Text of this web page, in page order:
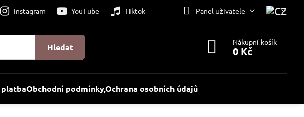
Instagram YouTube Tiktok Panel uživatele
Hledat Nákupní košík
0 Kč
Obchodní podmínky,Ochrana osobních údajů